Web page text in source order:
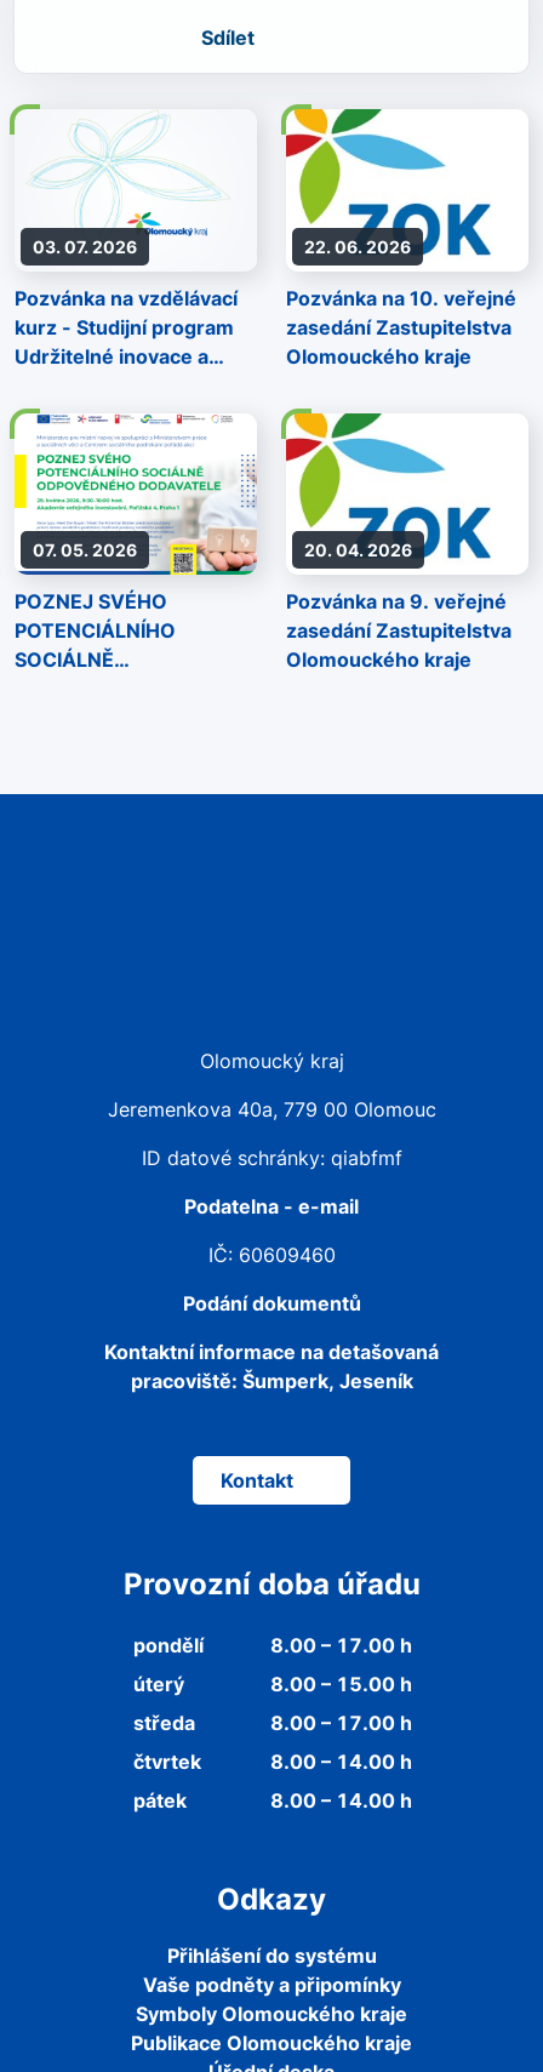
Sdílet
03. 07. 2026
Pozvánka na vzdělávací
kurz - Studijní program
Udržitelné inovace a
management
22. 06. 2026
Pozvánka na 10. veřejné
zasedání Zastupitelstva
Olomouckého kraje
07. 05. 2026
POZNEJ SVÉHO
POTENCIÁLNÍHO
SOCIÁLNĚ
20. 04. 2026
Pozvánka na 9. veřejné
zasedání Zastupitelstva
Olomouckého kraje
Olomoucký kraj
Jeremenkova 40a, 779 00 Olomouc
ID datové schránky: qiabfmf
Podatelna - e-mail
IČ: 60609460
Podání dokumentů
Kontaktní informace na detašovaná
pracoviště: Šumperk, Jeseník
Kontakt
Provozní doba úřadu
pondělí
8.00 – 17.00 h
úterý
8.00 – 15.00 h
středa
8.00 – 17.00 h
čtvrtek
8.00 – 14.00 h
pátek
8.00 – 14.00 h
Odkazy
Přihlášení do systému
Vaše podněty a připomínky
Symboly Olomouckého kraje
Publikace Olomouckého kraje